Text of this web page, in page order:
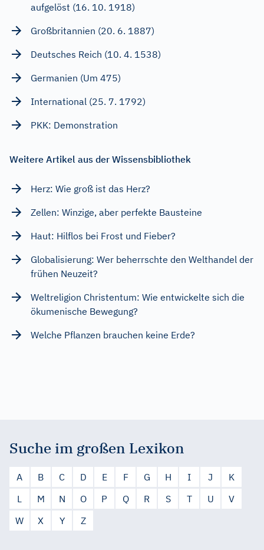
aufgelöst (16. 10. 1918)
Großbritannien (20. 6. 1887)
Deutsches Reich (10. 4. 1538)
Germanien (Um 475)
International (25. 7. 1792)
PKK: Demonstration
Weitere Artikel aus der Wissensbibliothek
Herz: Wie groß ist das Herz?
Zellen: Winzige, aber perfekte Bausteine
Haut: Hilflos bei Frost und Fieber?
Globalisierung: Wer beherrschte den Welthandel der
frühen Neuzeit?
Weltreligion Christentum: Wie entwickelte sich die
ökumenische Bewegung?
Welche Pflanzen brauchen keine Erde?
Suche im großen Lexikon
A B C D E F G H I J
K
L
M N O P Q R S T U
V
W
X Y Z